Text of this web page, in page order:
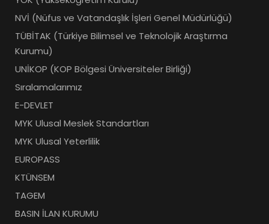
NVİ (Nüfus ve Vatandaşlık İşleri Genel Müdürlüğü)
TÜBİTAK (Türkiye Bilimsel ve Teknolojik Araştırma
Kurumu)
UNİKOP (KOP Bölgesi Üniversiteler Birliği)
Sıralamalarımız
E-DEVLET
MYK Ulusal Meslek Standartları
MYK Ulusal Yeterlilik
EUROPASS
KTÜNSEM
TAGEM
BASIN İLAN KURUMU